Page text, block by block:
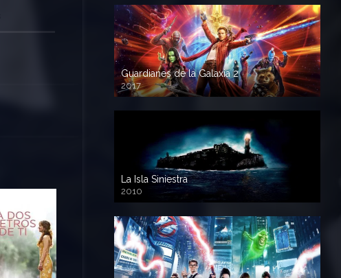
Guardianes de la Galaxia 2
2017
720p HD
La Isla Siniestra
2010
720p HD